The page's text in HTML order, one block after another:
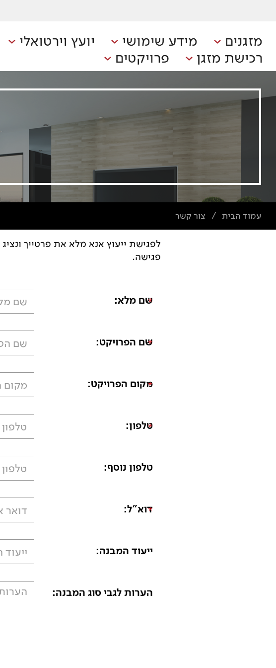
מזגנים מידע שימושי יועץ וירטואלי
רכישת מזגן
פרויקטים
עמוד הבית / צור קשר
לפגישת ייעוץ אנא מלא את פרטייך
פגישה.
*
שם מלא:
*
שם הפרויקט:
*
מקום הפרויקט:
*
טלפון:
*
טלפון נוסף:
*
דוא"ל:
*
ייעוד המבנה:
*
הערות לגבי סוג המבנה: